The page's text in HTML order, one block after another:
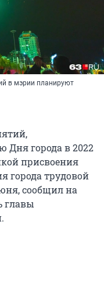
в мэрии планируют
Дня города в 2022
присвоения
города трудовой
сообщил на
главы